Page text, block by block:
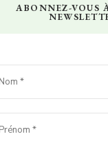
ABONNEZ-VOUS